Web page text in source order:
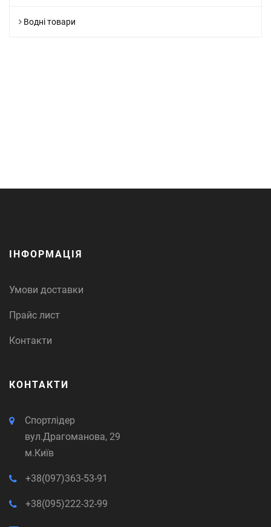
Водні товари
ІНФОРМАЦІЯ
Умови доставки
Прайс лист
Контакти
КОНТАКТИ
Спортлідер
вул.Драгоманова, 29
м.Київ
+38(097)363-53-91
+38(095)222-32-99